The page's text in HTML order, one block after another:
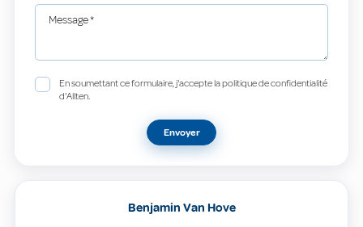
Message*
En soumettant ce formulaire, j'accepte la politique de confidentialité
d'Allten.
Envoyer
Benjamin Van Hove